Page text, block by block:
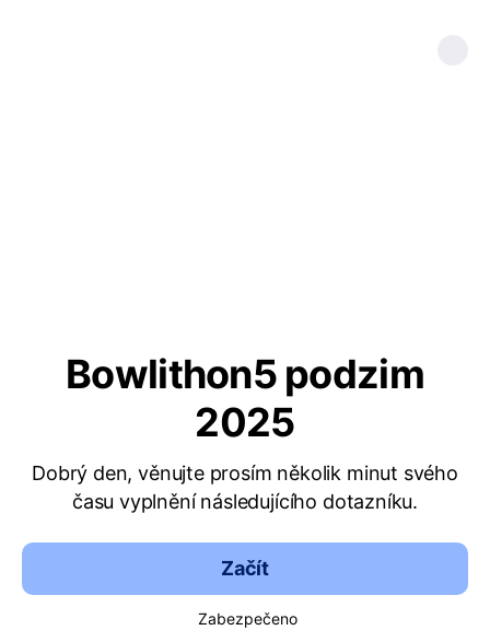
Bowlithon5 podzim
2025
Dobrý den, věnujte prosím několik minut svého
času vyplnění následujícího dotazníku.
Začít
Zabezpečeno